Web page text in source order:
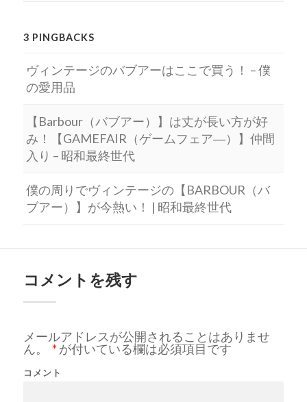
3 PINGBACKS
ヴィンテージのバブアーはここで買う！ – 僕
の愛用品
【Barbour（バブアー）】は丈が長い方が好
み！【GAMEFAIR（ゲームフェア―）】仲間
入り – 昭和最終世代
僕の周りでヴィンテージの【BARBOUR（バ
ブアー）】が今熱い！ | 昭和最終世代
コメントを残す
メールアドレスが公開されることはありませ
ん。
* が付いている欄は必須項目です
コメント